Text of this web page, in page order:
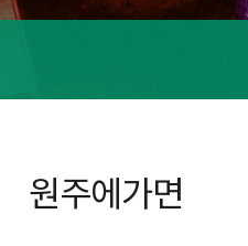
원주에가면